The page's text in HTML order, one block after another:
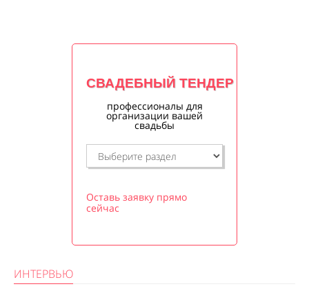
СВАДЕБНЫЙ ТЕНДЕР
профессионалы для
организации вашей
свадьбы
Оставь заявку прямо
сейчас
ИНТЕРВЬЮ